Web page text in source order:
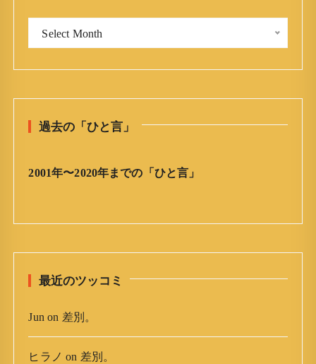
ひ
言
ア
Select Month
過去の「ひと言」
2001年〜2020年までの「ひと言」
最近のツッコミ
Jun on 差別。
ヒラノ on 差別。